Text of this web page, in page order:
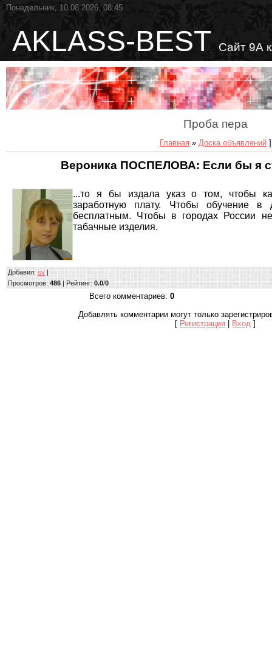
Понедельник, 10.08.2026, 08:45
AKLASS-BEST Сайт 9А
Проба пера
Главная » Доска объявлений ]
Вероника ПОСПЕЛОВА: Если бы я
...то я бы издала указ о том, чтобы
заработную плату. Чтобы обучение в
бесплатным. Чтобы в городах России
табачные изделия.
Добавил: sv
Просмотров: 486 Рейтинг: 0.0/0
Всего комментариев: 0
Добавлять комментарии могут только
[ Регистрация Вход ]